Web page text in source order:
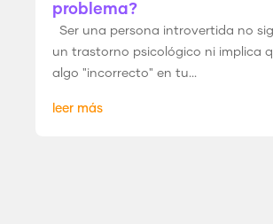
problema?
Ser una persona introvertida no
un trastorno psicológico ni implica
algo "incorrecto" en tu...
leer más